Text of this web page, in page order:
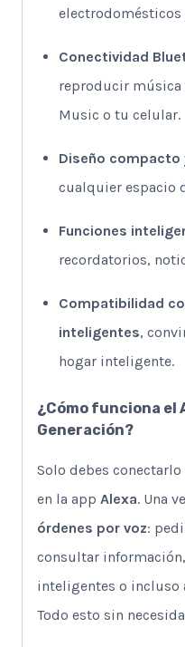
Conectividad
reproducir música
Music o tu celular.
Diseño compacto
cualquier espacio
Funciones
recordatorios,
Compatibilidad
inteligentes,
hogar inteligente.
¿Cómo funciona el
Generación?
Solo debes
en la app Alexa. Una
órdenes por voz:
consultar
inteligentes o incluso
Todo esto sin